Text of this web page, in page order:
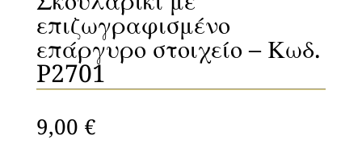
επιζωγραφισμένο
επάργυρο στοιχείο – Κωδ.
P2701
9,00 €